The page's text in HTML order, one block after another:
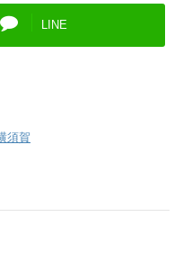
LINE
須賀